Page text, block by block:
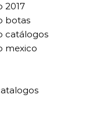
2017
botas
catálogos
mexico